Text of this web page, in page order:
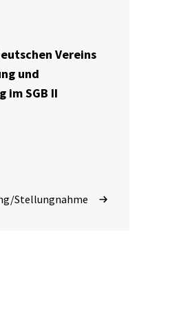
Vereins
und
im SGB II
Stellungnahme